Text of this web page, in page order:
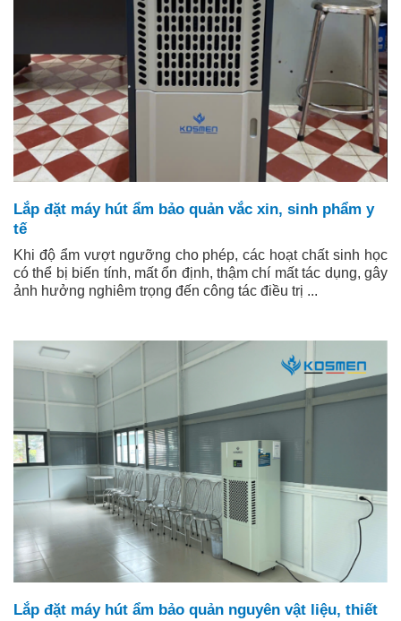
Lắp đặt máy hút ẩm bảo quản vắc xin, sinh phẩm y
tế
Khi độ ẩm vượt ngưỡng cho phép, các hoạt chất sinh học
có thể bị biến tính, mất ổn định, thậm chí mất tác dụng, gây
ảnh hưởng nghiêm trọng đến công tác điều trị ...
Lắp đặt máy hút ẩm bảo quản nguyên vật liệu, thiết